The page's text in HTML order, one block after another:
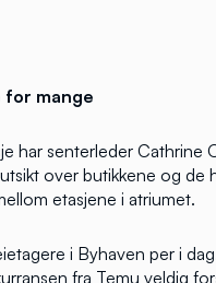
mange
har senterleder Cathrine
over butikkene og de
etasjene i atriumet.
i Byhaven per i
fra Temu veldig